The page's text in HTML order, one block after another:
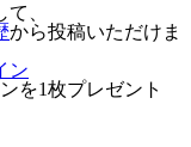
、
から投稿いただけま
ン
を1枚プレゼント